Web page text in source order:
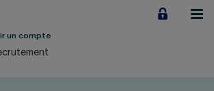
un compte